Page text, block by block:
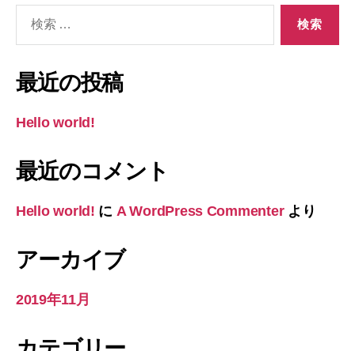
象:
最近の投稿
Hello world!
最近のコメント
Hello world! に A WordPress Commenterより
アーカイブ
2019年11月